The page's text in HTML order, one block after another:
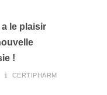
a le plaisir
!
CERTIPHARM